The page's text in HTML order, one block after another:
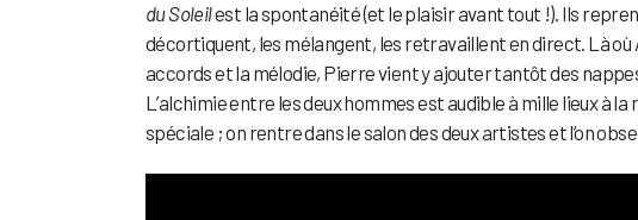
du Soleilest la spontanéité (et le plaisir avant tout !). Ils
décortiquent, les mélangent, les retravaillent en direct. Là
accords et la mélodie, Pierre vient y ajouter tantôt des
L’alchimie entre les deux hommes est audible à mille lieux à
spéciale ; on rentre dans le salon des deux artistes et l’on